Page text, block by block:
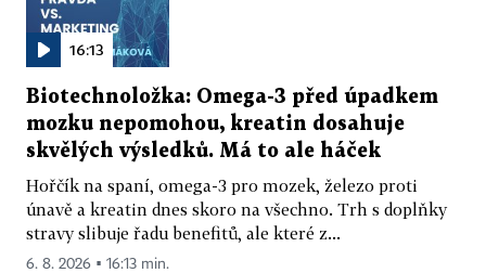
16:13
Biotechnoložka: Omega-3 před úpadkem
mozku nepomohou, kreatin dosahuje
skvělých výsledků. Má to ale háček
Hořčík na spaní, omega-3 pro mozek, železo proti
únavě a kreatin dnes skoro na všechno. Trh s doplňky
stravy slibuje řadu benefitů, ale které z...
6. 8. 2026 ▪ 16:13 min.